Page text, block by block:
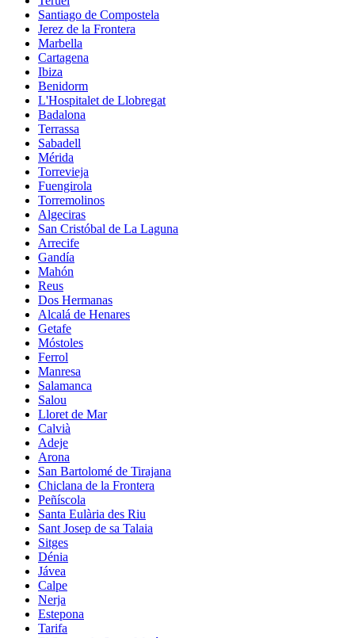
Santiago de Compostela
Jerez de la Frontera
Marbella
Cartagena
Ibiza
Benidorm
L'Hospitalet de Llobregat
Badalona
Terrassa
Sabadell
Mérida
Torrevieja
Fuengirola
Torremolinos
Algeciras
San Cristóbal de La Laguna
Arrecife
Gandía
Mahón
Reus
Dos Hermanas
Alcalá de Henares
Getafe
Móstoles
Ferrol
Manresa
Salamanca
Salou
Lloret de Mar
Calvià
Adeje
Arona
San Bartolomé de Tirajana
Chiclana de la Frontera
Peñíscola
Santa Eulària des Riu
Sant Josep de sa Talaia
Sitges
Dénia
Jávea
Calpe
Nerja
Estepona
Tarifa